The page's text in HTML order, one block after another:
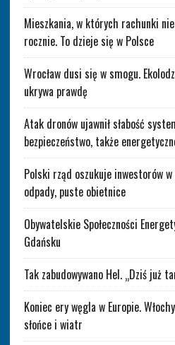
Mieszkania, w których rachunki
rocznie. To dzieje się w Polsce
Wrocław dusi się w smogu.
ukrywa prawdę
Atak dronów ujawnił słabość
bezpieczeństwo, także
Polski rząd oszukuje inwestorów
odpady, puste obietnice
Obywatelskie Społeczności
Gdańsku
Tak zabudowywano Hel. „Dziś już
Koniec ery węgla w Europie.
słońce i wiatr